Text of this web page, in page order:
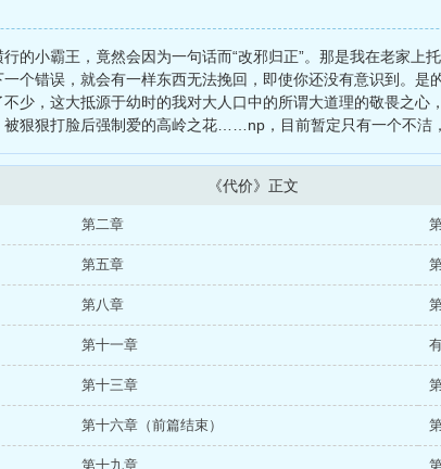
的小霸王，竟然会因为一句话而“改邪归正”。那是我在老家上
个错误，就会有一样东西无法挽回，即使你还没有意识到。是
少，这大抵源于幼时的我对大人口中的所谓大道理的敬畏之
狠狠打脸后强制爱的高岭之花……np，目前暂定只有一个不洁
《代价》正文
第二章
第五章
第八章
第十一章
第十三章
第十六章（前篇结束）
第十九章